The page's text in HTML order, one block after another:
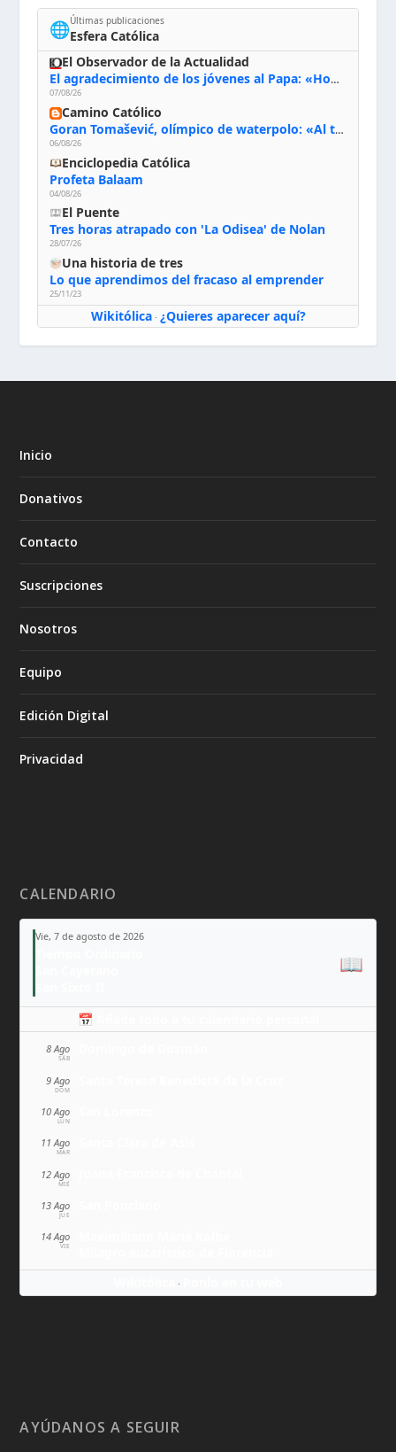
🌐Últimas publicaciones
Esfera Católica
El Observador de la Actualidad
El agradecimiento de los jóvenes al Papa: «Hoy nos sentimos Iglesia»
07/08/26
Camino Católico
Goran Tomašević, olímpico de waterpolo: «Al terminar el Camino de Santiago entregué mi vida a Cristo; hablé con Dios y le dije: ‘Estoy listo; estoy a tu servicio. Puedo llevar lo que sea necesario para ti’»
06/08/26
Enciclopedia Católica
Profeta Balaam
04/08/26
El Puente
Tres horas atrapado con 'La Odisea' de Nolan
28/07/26
Una historia de tres
Lo que aprendimos del fracaso al emprender
25/11/23
Wikitólica· ¿Quieres aparecer aquí?
Inicio
Donativos
Contacto
Suscripciones
Nosotros
Equipo
Edición Digital
Privacidad
CALENDARIO
Vie, 7 de agosto de 2026
📖
📅 Añade todo a tu calendario personal
8 Ago
SÁB
9 Ago
DOM
10 Ago
LUN
11 Ago
MAR
12 Ago
MIÉ
13 Ago
JUE
14 Ago
VIE
·
AYÚDANOS A SEGUIR